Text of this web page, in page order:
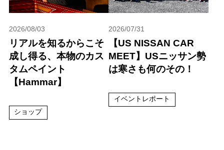
2026/08/03
リアルを知るからこそ
成し得る、本物のカス
タムペイント
【Hammar】
ショップ
2026/07/31
【US NISSAN CAR
MEET】USニッサン勢
は寒さも何のその！
イベントレポート